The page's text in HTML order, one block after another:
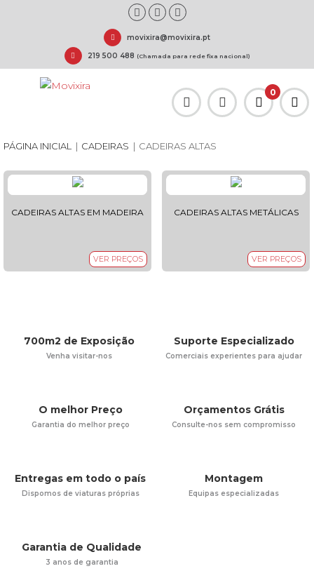
movixira@movixira.pt
219 500 488 (Chamada para rede fixa nacional)
0
PÁGINA INICIAL | CADEIRAS | CADEIRAS ALTAS
CADEIRAS ALTAS EM MADEIRA
VER PREÇOS
CADEIRAS ALTAS METÁLICAS
VER PREÇOS
700m2 de Exposição
Venha visitar-nos
Suporte Especializado
Comerciais experientes para ajudar
O melhor Preço
Garantia do melhor preço
Orçamentos Grátis
Consulte-nos sem compromisso
Entregas em todo o país
Dispomos de viaturas próprias
Montagem
Equipas especializadas
Garantia de Qualidade
3 anos de garantia